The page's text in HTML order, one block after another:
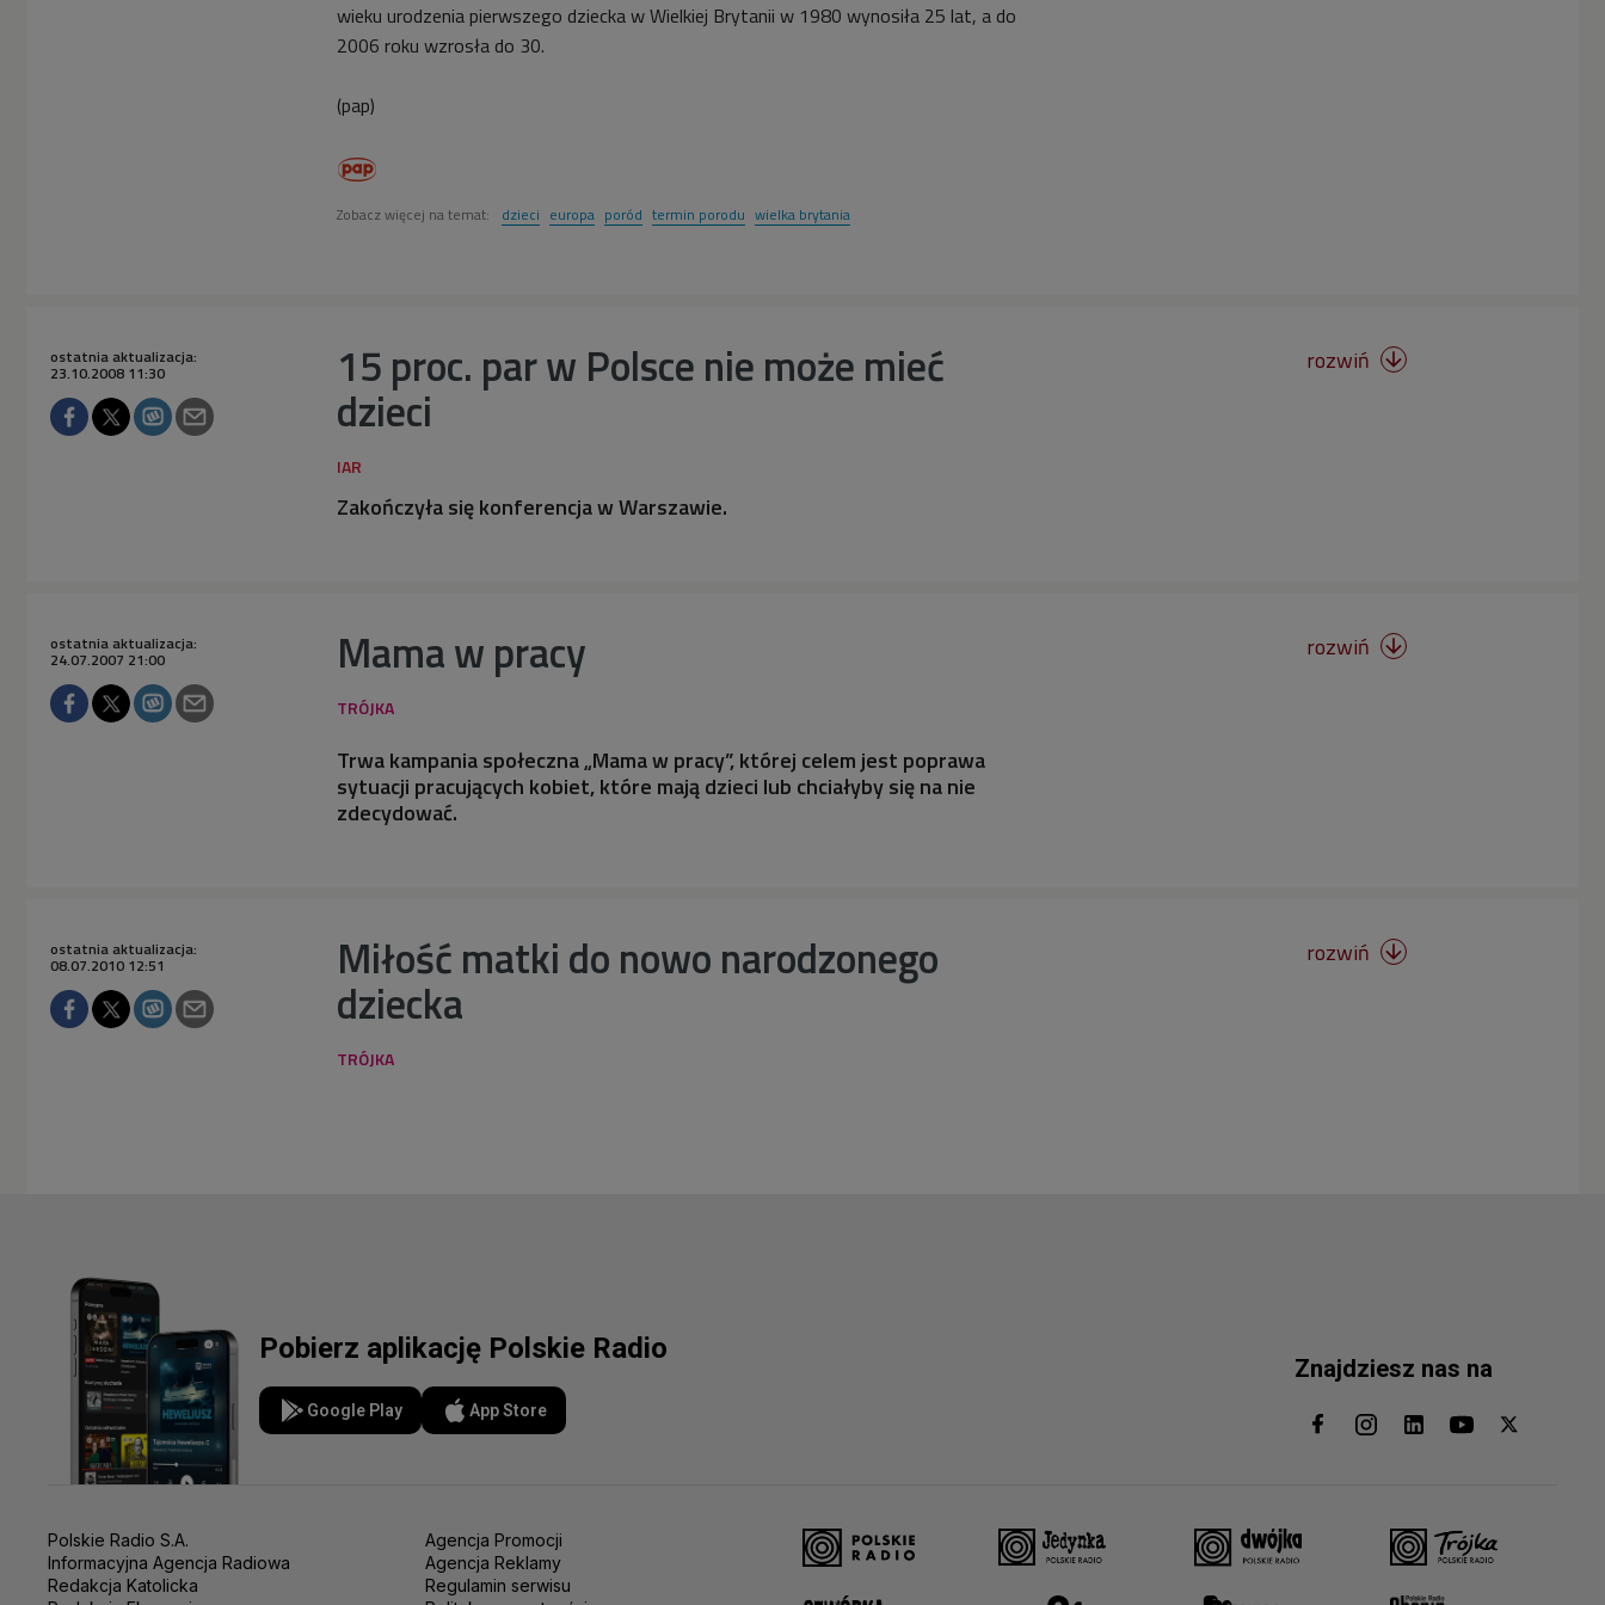
wieku urodzenia pierwszego dziecka w Wielkiej Brytanii w 1980 wynosiła 25 lat, a do
2006 roku wzrosła do 30.
(pap)
Zobacz więcej na temat: dzieci europa poród termin porodu wielka brytania
15 proc. par w Polsce nie może mieć
dzieci
ostatnia aktualizacja:
23.10.2008 11:30
Zakończyła się konferencja w Warszawie.
rozwiń 
Mama w pracy
ostatnia aktualizacja:
24.07.2007 21:00
Trwa kampania społeczna „Mama w pracy”, której celem jest poprawa
sytuacji pracujących kobiet, które mają dzieci lub chciałyby się na nie
zdecydować.
rozwiń 
Miłość matki do nowo narodzonego
dziecka
ostatnia aktualizacja:
08.07.2010 12:51 rozwiń 
Pobierz aplikację Polskie Radio
Google Play App Store
Znajdziesz nas na
Polskie Radio S.A.
Informacyjna Agencja Radiowa
Redakcja Katolicka
Agencja Promocji
Agencja Reklamy
Regulamin serwisu